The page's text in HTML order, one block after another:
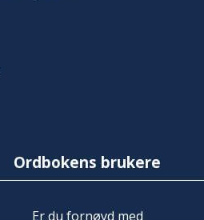
Ordbokens brukere
Er du fornøyd med